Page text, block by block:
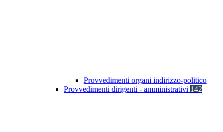
Provvedimenti organi indirizzo-politico
Provvedimenti dirigenti - amministrativi 142